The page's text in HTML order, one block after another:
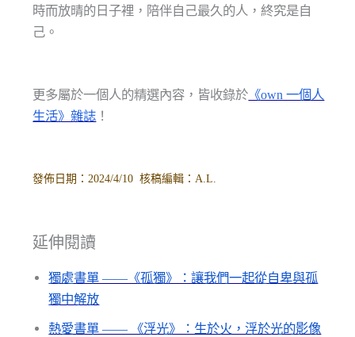
時而放晴的日子裡，陪伴自己最久的人，終究是自
己。
更多屬於一個人的精選內容，皆收錄於 《own 一個人
生活》雜誌 ！
發佈日期：2024/4/10 核稿編輯：A.L.
延伸閱讀
獨處書單 ——《孤獨》：讓我們一起從自卑與孤
獨中解放
熱愛書單 —— 《浮光》：生於火，浮於光的影像